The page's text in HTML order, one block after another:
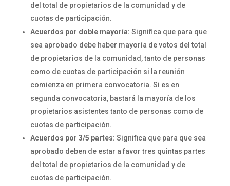
del total de propietarios de la comunidad y de
cuotas de participación.
Acuerdos por doble mayoría: Significa que para que
sea aprobado debe haber mayoría de votos del total
de propietarios de la comunidad, tanto de personas
como de cuotas de participación si la reunión
comienza en primera convocatoria. Si es en
segunda convocatoria, bastará la mayoría de los
propietarios asistentes tanto de personas como de
cuotas de participación.
Acuerdos por 3/5 partes: Significa que para que sea
aprobado deben de estar a favor tres quintas partes
del total de propietarios de la comunidad y de
cuotas de participación.